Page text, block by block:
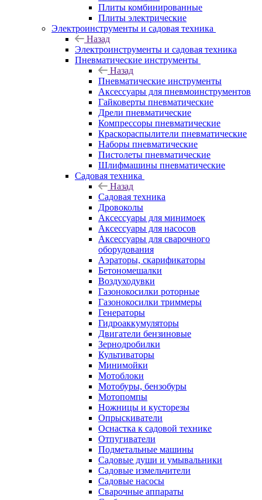
Плиты комбинированные
Плиты электрические
Электроинструменты и садовая техника
Назад
Электроинструменты и садовая техника
Пневматические инструменты
Назад
Пневматические инструменты
Аксессуары для пневмоинструментов
Гайковерты пневматические
Дрели пневматические
Компрессоры пневматические
Краскораспылители пневматические
Наборы пневматические
Пистолеты пневматические
Шлифмашины пневматические
Садовая техника
Назад
Садовая техника
Дровоколы
Аксессуары для минимоек
Аксессуары для насосов
Аксессуары для сварочного
оборудования
Аэраторы, скарификаторы
Бетономешалки
Воздуходувки
Газонокосилки роторные
Газонокосилки триммеры
Генераторы
Гидроаккумуляторы
Двигатели бензиновые
Зернодробилки
Культиваторы
Минимойки
Мотоблоки
Мотобуры, бензобуры
Мотопомпы
Ножницы и кусторезы
Опрыскиватели
Оснастка к садовой технике
Отпугиватели
Подметальные машины
Садовые души и умывальники
Садовые измельчители
Садовые насосы
Сварочные аппараты